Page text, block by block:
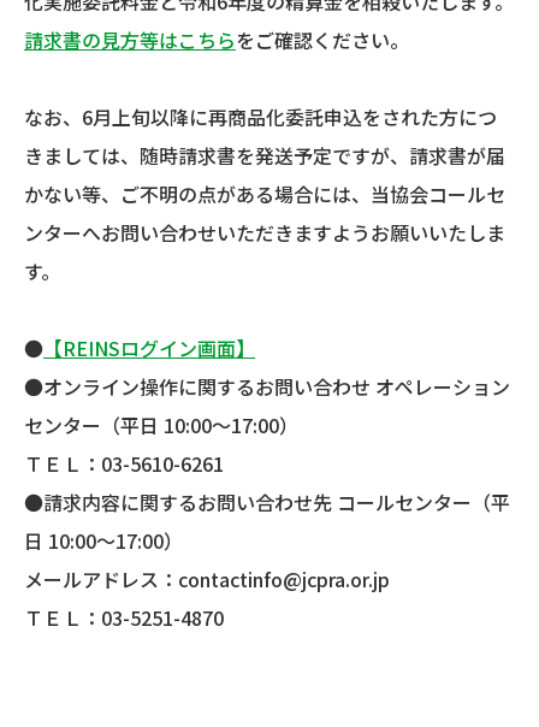
請求書の見方等はこちらをご確認ください。
なお、6月上旬以降に再商品化委託申込をされた方につ
きましては、随時請求書を発送予定ですが、請求書が届
かない等、ご不明の点がある場合には、当協会コールセ
ンターへお問い合わせいただきますようお願いいたしま
す。
● 【REINSログイン画面】
●オンライン操作に関するお問い合わせ オペレーション
センター（平日 10:00～17:00）
ＴＥＬ：03-5610-6261
●請求内容に関するお問い合わせ先 コールセンター（平
日 10:00～17:00）
メールアドレス：contactinfo@jcpra.or.jp
ＴＥＬ：03-5251-4870